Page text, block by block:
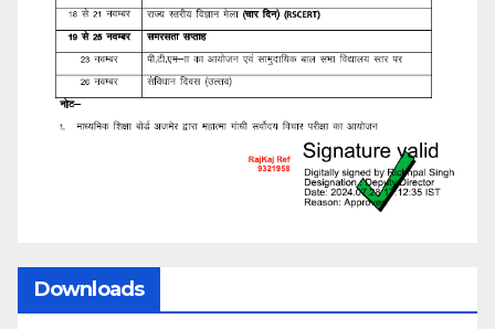
Downloads